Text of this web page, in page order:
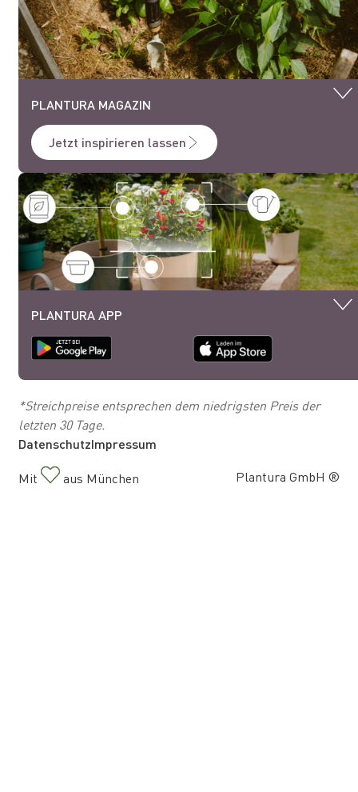
PLANTURA MAGAZIN
Jetzt inspirieren lassen
PLANTURA APP
*Streichpreise entsprechen dem niedrigsten Preis der
letzten 30 Tage.
Plantura GmbH ®
Mit aus München
DatenschutzImpressum